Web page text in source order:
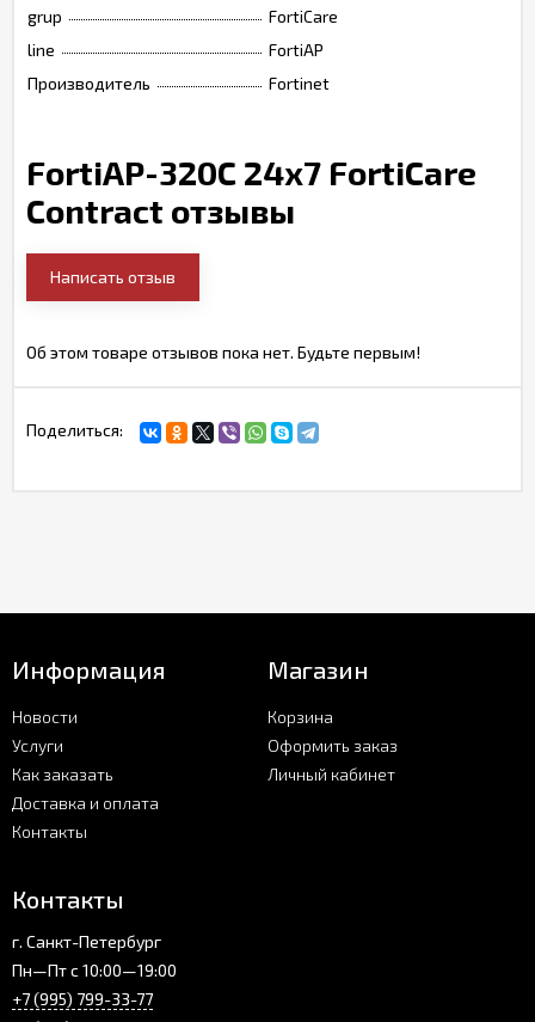
grup
FortiCare
line
FortiAP
Производитель
Fortinet
FortiAP-320C 24x7 FortiCare
Contract отзывы
Написать отзыв
Об этом товаре отзывов пока нет. Будьте первым!
Поделиться:
Информация
Новости
Услуги
Как заказать
Доставка и оплата
Контакты
Магазин
Корзина
Оформить заказ
Личный кабинет
Контакты
г. Санкт-Петербург
Пн—Пт с 10:00—19:00
+7 (995) 799-33-77